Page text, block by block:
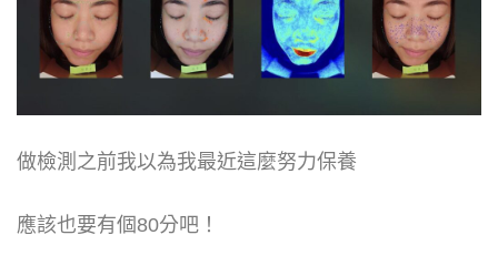
做檢測之前我以為我最近這麼努力保養
應該也要有個80分吧！